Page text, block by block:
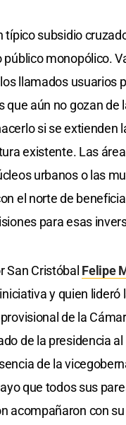
típico subsidio
público monopólico.
llamados usuarios
que aún no gozan de
si se extienden
existente. Las
urbanos o las
el norte de
para esas
San Cristóbal Felipe
y quien lideró
de la
de la presidencia
de la
que todos sus
acompañaron con